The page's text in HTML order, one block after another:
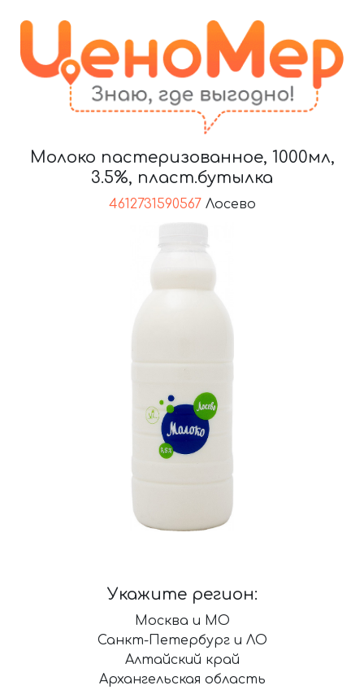
Молоко пастеризованное, 1000мл,
3.5%, пласт.бутылка
4612731590567Лосево
Укажите регион:
Москва и МО
Санкт-Петербург и ЛО
Алтайский край
Архангельская область